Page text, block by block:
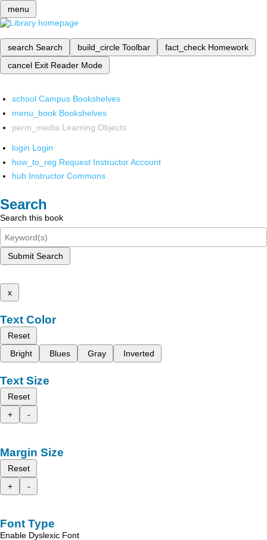
menu
search Search build_circle Toolbar fact_check Homework
cancel Exit Reader Mode
school Campus Bookshelves
menu_book Bookshelves
perm_media Learning Objects
login Login
how_to_reg Request Instructor Account
hub Instructor Commons
Search
Search this book
Submit Search
x
Text Color
Reset
Bright
Blues Gray Inverted
Text Size
Reset
+
-
Margin Size
Reset
+
-
Font Type
Enable Dyslexic Font